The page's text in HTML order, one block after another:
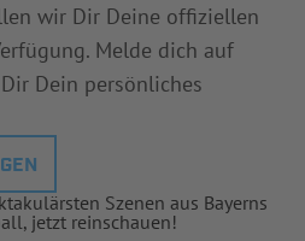
wir Dir Deine offiziellen
Melde dich auf
Dein persönliches
Szenen aus Bayerns
jetzt reinschauen!